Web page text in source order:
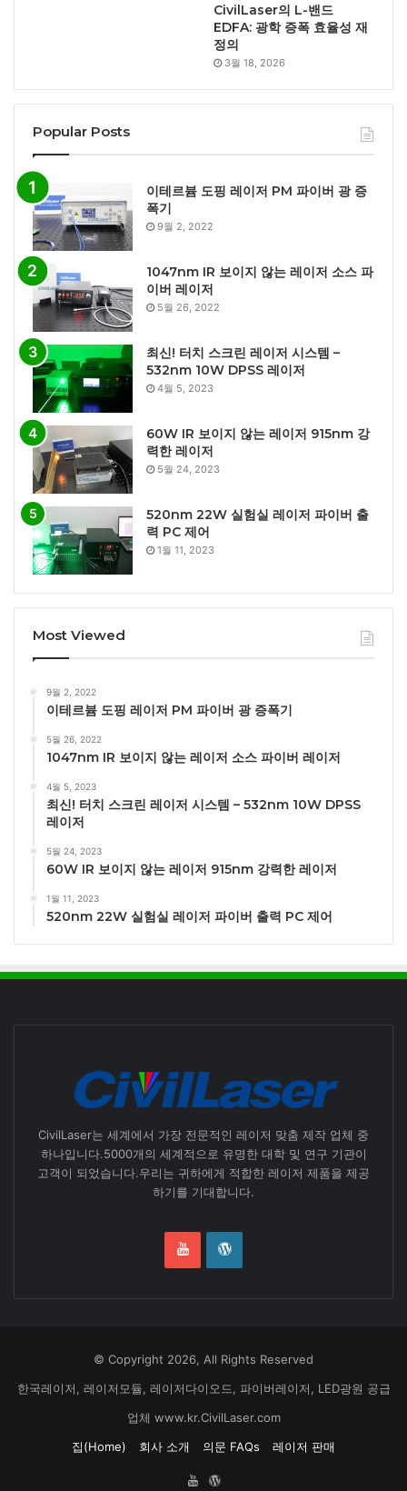
CivilLaser의 L-밴드
EDFA: 광학 증폭 효율성 재
정의
3월 18, 2026
Popular Posts
이테르븀 도핑 레이저 PM 파이버 광 증
폭기
9월 2, 2022
1047nm IR 보이지 않는 레이저 소스 파
이버 레이저
5월 26, 2022
최신! 터치 스크린 레이저 시스템 –
532nm 10W DPSS 레이저
4월 5, 2023
60W IR 보이지 않는 레이저 915nm 강
력한 레이저
5월 24, 2023
520nm 22W 실험실 레이저 파이버 출
력 PC 제어
1월 11, 2023
Most Viewed
9월 2, 2022
이테르븀 도핑 레이저 PM 파이버 광 증폭기
5월 26, 2022
1047nm IR 보이지 않는 레이저 소스 파이버 레이저
4월 5, 2023
최신! 터치 스크린 레이저 시스템 – 532nm 10W DPSS
레이저
5월 24, 2023
60W IR 보이지 않는 레이저 915nm 강력한 레이저
1월 11, 2023
520nm 22W 실험실 레이저 파이버 출력 PC 제어
CivilLaser는 세계에서 가장 전문적인 레이저 맞춤 제작 업체 중
하나입니다.5000개의 세계적으로 유명한 대학 및 연구 기관이
고객이 되었습니다.우리는 귀하에게 적합한 레이저 제품을 제공
하기를 기대합니다.
© Copyright 2026, All Rights Reserved
한국레이저, 레이저모듈, 레이저다이오드, 파이버레이저, LED광원 공급
업체 www.kr.CivilLaser.com
집(Home)
회사 소개 의문 FAQs 레이저 판매